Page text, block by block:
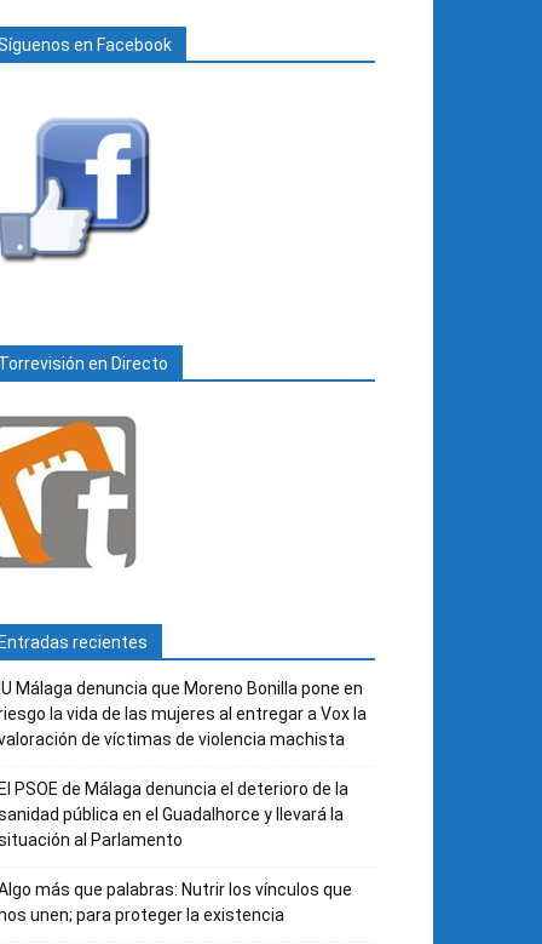
en Facebook
en Directo
recientes
Málaga denuncia que Moreno Bonilla pone en
la vida de las mujeres al entregar a Vox la
de víctimas de violencia machista
PSOE de Málaga denuncia el deterioro de la
pública en el Guadalhorce y llevará la
al Parlamento
más que palabras: Nutrir los vínculos que
unen; para proteger la existencia